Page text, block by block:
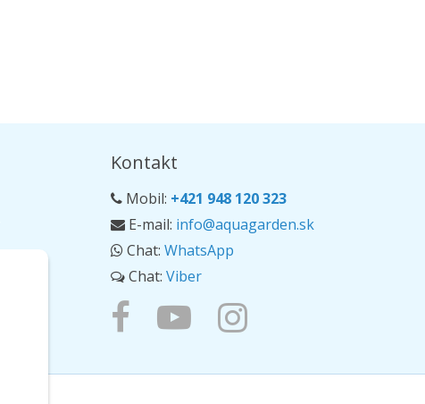
Kontakt
Mobil: +421 948 120 323
E-mail: info@aquagarden.sk
Chat: WhatsApp
Chat: Viber